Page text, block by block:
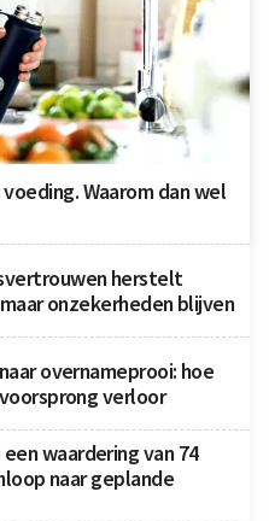
Waarom dan wel
herstelt
onzekerheden blijven
overnameprooi: hoe
verloor
waardering van 74
naar geplande